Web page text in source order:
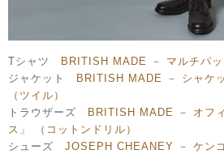
Tシャツ
BRITISH MADE － マルチパ
ジャケット
BRITISH MADE － シャケ
（ツイル）
トラウザーズ
BRITISH MADE － オフ
ス」 （コットンドリル）
シューズ JOSEPH CHEANEY － ケン